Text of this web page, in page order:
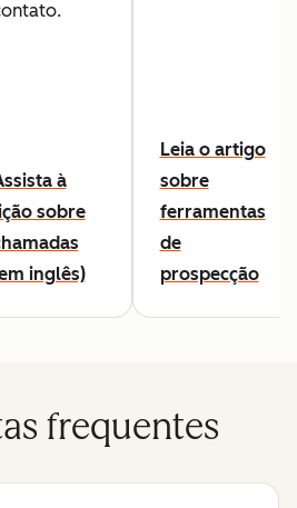
à
sobre
inglês)
Leia o artigo
sobre
ferramentas
de
prospecção
frequentes